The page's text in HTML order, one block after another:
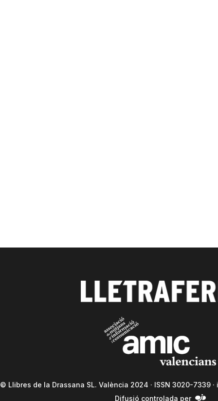
© Llibres de la Drassana SL. València 2024 · ISSN 3020-7339 ·
Difusió controlada per